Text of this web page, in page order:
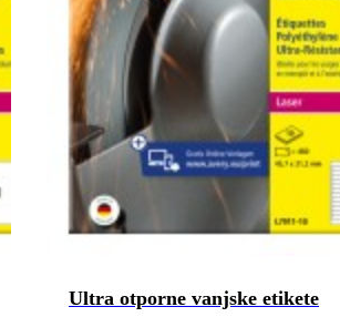
Ultra otporne vanjske etikete